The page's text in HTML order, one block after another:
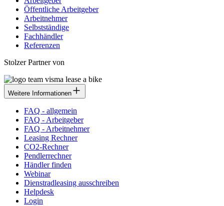
Öffentliche Arbeitgeber
Arbeitnehmer
Selbstständige
Fachhändler
Referenzen
Stolzer Partner von
Weitere Informationen
FAQ - allgemein
FAQ - Arbeitgeber
FAQ - Arbeitnehmer
Leasing Rechner
CO2-Rechner
Pendlerrechner
Händler finden
Webinar
Dienstradleasing ausschreiben
Helpdesk
Login